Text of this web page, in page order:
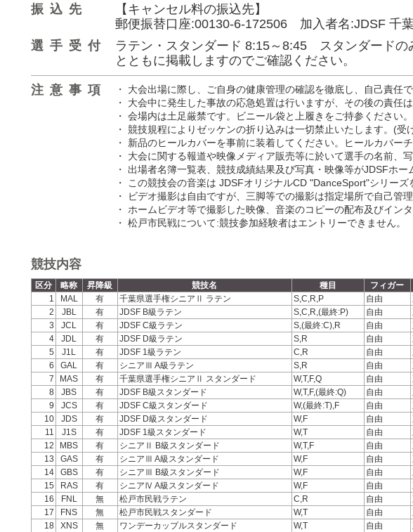
振込先
【キャンセル料の振込先】
郵便振替口座:00130-6-172506 加入者名:JDSF 千
選手受付
ラテン・スタンダード 8:15～8:45 スタンダードの
とともに掲載しますのでご確認ください。
注意事項
・ 大会出場に際し、ご自身の健康管理の確認を徹底し、自己責任
・ 大会中に発生した事故の応急処置は行いますが、その後の責任
・ 会場内は土足厳禁です。ビニール袋と上履きをご持参ください。
・ 競技規程によりゼッケンの折り込みは一切禁止いたします。(
・ 新品のヒールカバーを事前に装着してください。ヒールカバー
・ 大会に関する報道や映像メディア販売等に於いて選手の名前、
・ 出場者名簿一覧表、競技成績結果及び写真・映像等がJDSFホ
・ この競技会の音楽は JDSFオリジナルCD "DanceSport"シリーズ
・ ビデオ撮影は自由ですが、三脚等での撮影は指定場所で自己管
・ ホームビデオ等で撮影した映像、音楽のコピーの配布及びイン
・ 松戸市民戦について:競技参加経験者はエントリーできません。
競技内容
区分 略称 昇降級 競技名 種目 フィガー
1
MAL 有 千葉県選手権シニアⅡ ラテン S,C,R,P 自由
2
JBL 有 JDSF B級ラテン S,C,R,(最終:P) 自由
3
JCL 有 JDSF C級ラテン S,(最終:C),R 自由
4
JDL 有 JDSF D級ラテン S,R 自由
5
J1L 有 JDSF 1級ラテン C,R 自由
6
GAL 有 シニアⅢ A級ラテン S,R 自由
7
MAS 有 千葉県選手権シニアⅡ スタンダード W,T,F,Q 自由
8
JBS 有 JDSF B級スタンダード W,T,F,(最終:Q) 自由
9
JCS 有 JDSF C級スタンダード W,(最終:T),F 自由
10
JDS 有 JDSF D級スタンダード W,F 自由
11
J1S 有 JDSF 1級スタンダード W,T 自由
12
MBS 有 シニアⅡ B級スタンダード W,T,F 自由
13
GAS 有 シニアⅢ A級スタンダード W,F 自由
14
GBS 有 シニアⅢ B級スタンダード W,F 自由
15
RAS 有 シニアⅣ A級スタンダード W,F 自由
16
FNL 無 松戸市民戦ラテン C,R 自由
17
FNS 無 松戸市民戦スタンダード W,T 自由
18
XNS 無 ワンデーカップルスタンダード W,T 自由